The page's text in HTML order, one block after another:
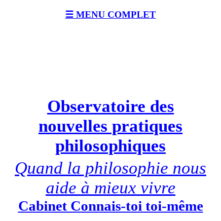
☰ MENU COMPLET
Observatoire des
nouvelles pratiques
philosophiques
Quand la philosophie nous
aide à mieux vivre
Cabinet Connais-toi toi-même